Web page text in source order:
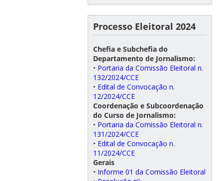
Processo Eleitoral 2024
Chefia e Subchefia do
Departamento de Jornalismo:
• Portaria da Comissão Eleitoral n.
132/2024/CCE
• Edital de Convocação n.
12/2024/CCE
Coordenação e Subcoordenação
do Curso de Jornalismo:
• Portaria da Comissão Eleitoral n.
131/2024/CCE
• Edital de Convocação n.
11/2024/CCE
Gerais
• Informe 01 da Comissão Eleitoral